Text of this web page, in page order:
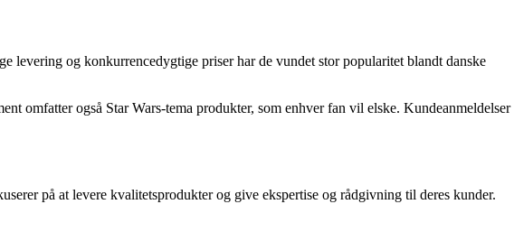
og konkurrencedygtige priser har de vundet stor popularitet blandt danske
omfatter også Star Wars-tema produkter, som enhver fan vil elske. Kundeanmeldelser
på at levere kvalitetsprodukter og give ekspertise og rådgivning til deres kunder.